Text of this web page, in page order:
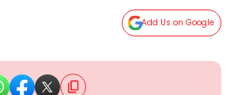
Add Us on Google